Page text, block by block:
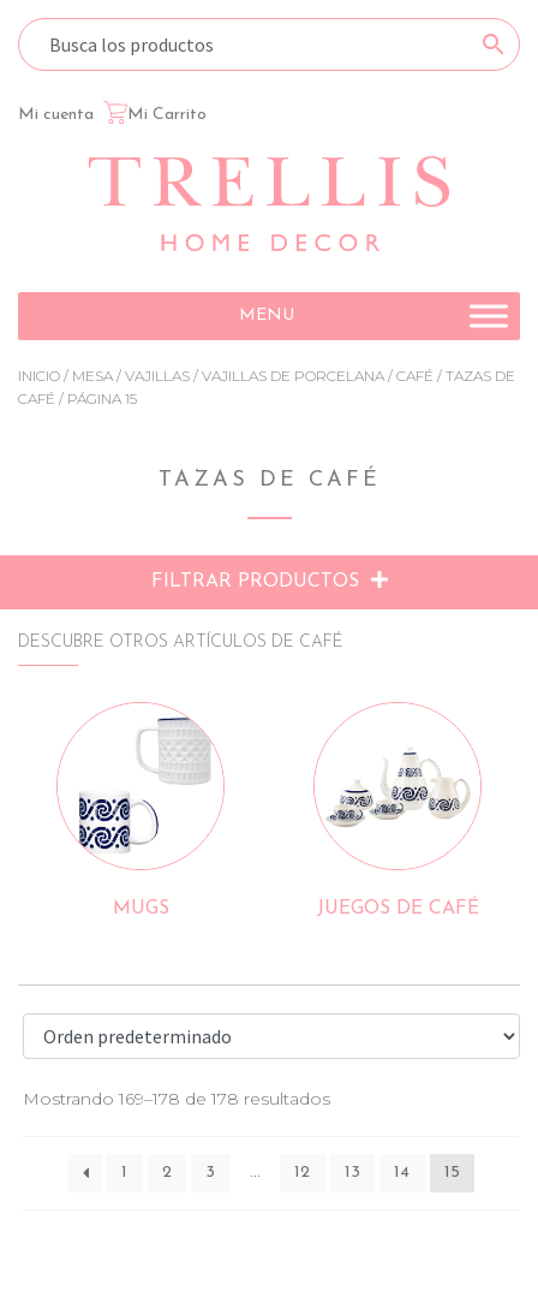
Mi cuenta Mi Carrito
Ir
a
Ir
al
contenido
MENU
INICIO / MESA / VAJILLAS / VAJILLAS DE PORCELANA / CAFÉ / TAZAS DE
CAFÉ / PÁGINA 15
TAZAS DE CAFÉ
FILTRAR PRODUCTOS
DESCUBRE OTROS ARTÍCULOS DE CAFÉ
MUGS JUEGOS DE CAFÉ
Mostrando 169–178 de 178 resultados
1 2 3 … 12 13 14 15